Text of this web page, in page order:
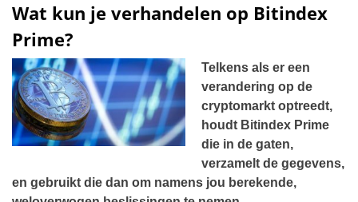
Wat kun je verhandelen op Bitindex
Prime?
Telkens als er een
verandering op de
cryptomarkt optreedt,
houdt Bitindex Prime
die in de gaten,
verzamelt de gegevens,
en gebruikt die dan om namens jou berekende,